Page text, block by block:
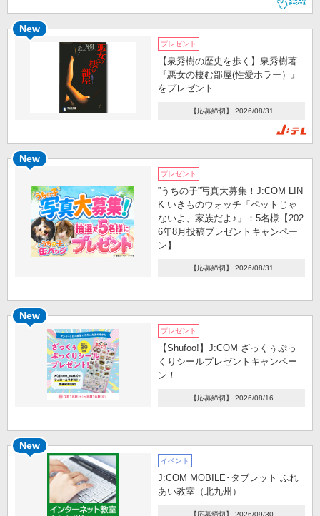
New
プレゼント
【泉秀樹の歴史を歩く】泉秀樹著
『悪女の棲む部屋(性愛ホラー）』
をプレゼント
【応募締切】 2026/08/31
New
プレゼント
”うちの子”写真大募集！J:COM LIN
K いきものウォッチ「ペットじゃ
ないよ、家族だよ♪」：5名様【202
6年8月投稿プレゼントキャンペー
ン】
【応募締切】 2026/08/31
New
プレゼント
【Shufoo!】J:COM ざっくぅぷっ
くりシールプレゼントキャンペー
ン！
【応募締切】 2026/08/16
New
イベント
J:COM MOBILE･タブレット ふれ
あい教室（北九州）
【応募締切】 2026/09/30